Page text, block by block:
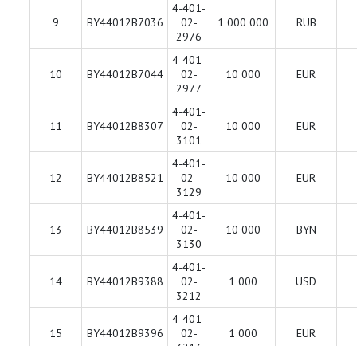
9 BY44012B7036
4-401-
02-
2976
1 000 000 RUB
10 BY44012B7044
4-401-
02-
2977
10 000 EUR
11 BY44012B8307
4-401-
02-
3101
10 000 EUR
12 BY44012B8521
4-401-
02-
3129
10 000 EUR
13 BY44012B8539
4-401-
02-
3130
10 000 BYN
14 BY44012B9388
4-401-
02-
3212
1 000 USD
15 BY44012B9396
4-401-
02-
1 000 EUR